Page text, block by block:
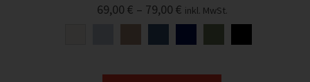
69,00 € – 79,00 € inkl. MwSt.